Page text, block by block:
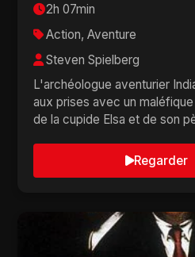
2h 07min
Action, Aventure
Steven Spielberg
L'archéologue aventurier
aux prises avec un
de la cupide Elsa et de son
Regarder